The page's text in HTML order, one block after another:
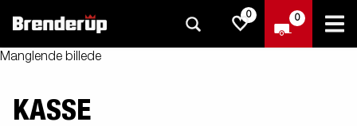
0 0
Manglende billede
KASSE